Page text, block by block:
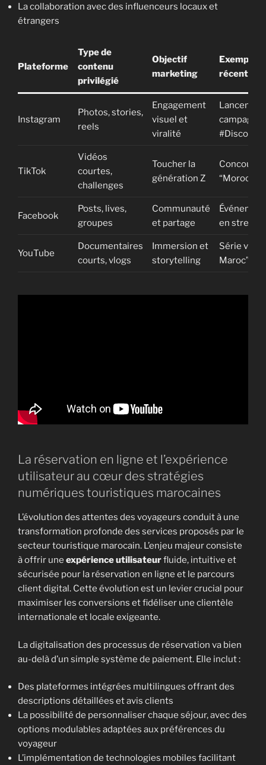
La collaboration avec des influenceurs locaux et
étrangers
Plateforme
Type de
contenu
privilégié
Objectif
marketing
Exemple
récent
Instagram
Photos, stories,
reels
Engagement
visuel et
viralité
campagne
TikTok
Vidéos
courtes,
challenges
Toucher la
génération Z
Concours
“Morocco
Facebook
Posts, lives,
groupes
Communauté
et partage
en
YouTube
Documentaires
courts, vlogs
Immersion et
storytelling
Série
Maroc”
La réservation en ligne et l’expérience
utilisateur au cœur des stratégies
numériques touristiques marocaines
L’évolution des attentes des voyageurs conduit à une
transformation profonde des services proposés par le
secteur touristique marocain. L’enjeu majeur consiste
à offrir une expérience utilisateurfluide, intuitive et
sécurisée pour la réservation en ligne et le parcours
client digital. Cette évolution est un levier crucial pour
maximiser les conversions et fidéliser une clientèle
internationale et locale exigeante.
La digitalisation des processus de réservation va bien
au-delà d’un simple système de paiement. Elle inclut :
Des plateformes intégrées multilingues offrant des
descriptions détaillées et avis clients
La possibilité de personnaliser chaque séjour, avec des
options modulables adaptées aux préférences du
voyageur
L’implémentation de technologies mobiles facilitant